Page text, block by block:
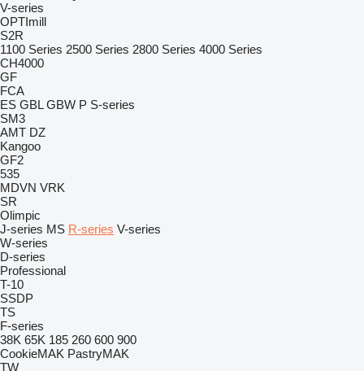
V-series
OPTImill
S2R
1100 Series 2500 Series 2800 Series 4000 Series
CH4000
GF
FCA
ES GBL GBW P S-series
SM3
AMT DZ
Kangoo
GF2
535
MDVN VRK
SR
Olimpic
J-series MS R-series V-series
W-series
D-series
Professional
T-10
SSDP
TS
F-series
38K 65K 185 260 600 900
CookieMAK PastryMAK
TW